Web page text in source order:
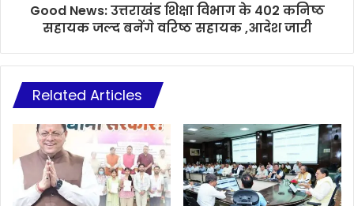
Good News: उत्तराखंड शिक्षा विभाग के 402 कनिष्ठ
सहायक जल्द बनेंगे वरिष्ठ सहायक ,आदेश जारी
Related Articles